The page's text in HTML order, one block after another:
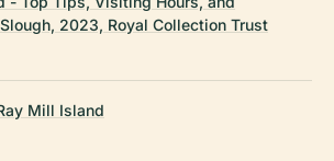
2023, Royal Collection Trust
Mill Island